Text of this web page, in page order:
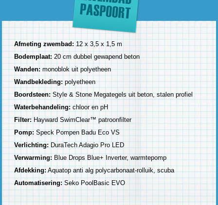
Afmeting zwembad:12 x 3,5 x 1,5 m
Bodemplaat:20 cm dubbel gewapend beton
Wanden:monoblok uit polyetheen
Wandbekleding:polyetheen
Boordsteen:Style & Stone Megategels uit beton, stalen profiel
Waterbehandeling:chloor en pH
Filter: Hayward SwimClear™ patroonfilter
Pomp: Speck Pompen Badu Eco VS
Verlichting: DuraTech Adagio Pro LED
Verwarming: Blue Drops Blue+ Inverter, warmtepomp
Afdekking:Aquatop anti alg polycarbonaat-rolluik, scuba
Automatisering: Seko PoolBasic EVO